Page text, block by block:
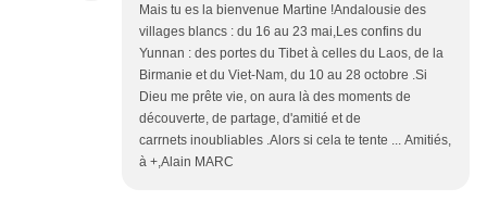
Mais tu es la bienvenue Martine !Andalousie des
villages blancs : du 16 au 23 mai,Les confins du
Yunnan : des portes du Tibet à celles du Laos, de la
Birmanie et du Viet-Nam, du 10 au 28 octobre .Si
Dieu me prête vie, on aura là des moments de
découverte, de partage, d'amitié et de
carrnets inoubliables .Alors si cela te tente ... Amitiés,
à +,Alain MARC